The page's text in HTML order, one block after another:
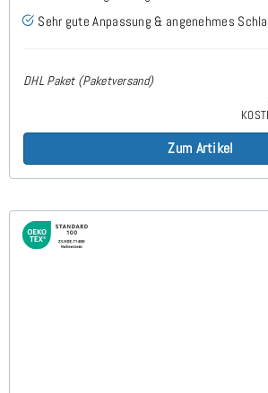
Sehr gute Anpassung & angenehmes
DHL Paket (Paketversand)
Zum Artikel